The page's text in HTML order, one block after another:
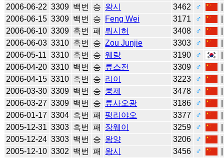
2006-06-22 3309 백번 승 왕시 3462 ♂
2006-06-15 3309 백번 승 Feng Wei 3171 ♂
2006-06-10 3309 흑번 패 뤄시허 3408 ♂
2006-06-03 3310 흑번 승 Zou Junjie 3303 ♂
2006-05-11 3310 흑번 승 웨량 3190 ♂
2006-04-20 3310 백번 승 류스전 3309 ♂
2006-04-15 3310 흑번 승 리이 3223 ♂
2006-03-30 3309 백번 승 쿵제 3478 ♂
2006-03-27 3309 백번 승 류사오광 3186 ♂
2006-01-17 3304 흑번 패 펑리야오 3377 ♂
2005-12-31 3303 흑번 패 장웨이 3259 ♂
2005-12-24 3303 백번 승 왕양 3206 ♂
2005-12-10 3302 백번 패 왕시 3456 ♂